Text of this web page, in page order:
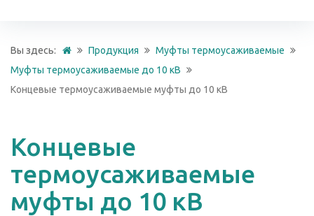
Вы здесь: Продукция
Муфты термоусаживаемые
Муфты термоусаживаемые до 10 кВ
Концевые термоусаживаемые муфты до 10 кВ
Концевые
термоусаживаемые
муфты до 10 кВ